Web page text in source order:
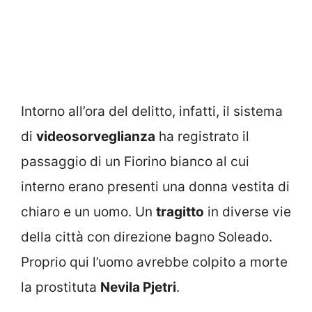
Intorno all’ora del delitto, infatti, il sistema
di videosorveglianza ha registrato il
passaggio di un Fiorino bianco al cui
interno erano presenti una donna vestita di
chiaro e un uomo. Un tragitto in diverse vie
della città con direzione bagno Soleado.
Proprio qui l’uomo avrebbe colpito a morte
la prostituta Nevila Pjetri.